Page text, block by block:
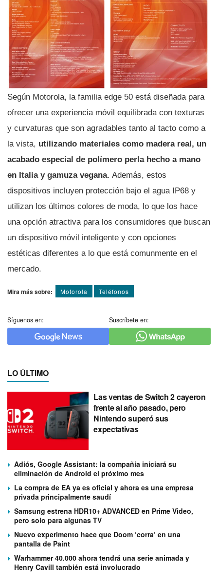
Según Motorola, la familia edge 50 está diseñada para
ofrecer una experiencia móvil equilibrada con texturas
y curvaturas que son agradables tanto al tacto como a
la vista, utilizando materiales como madera real, un
acabado especial de polímero perla hecho a mano
en Italia y gamuza vegana. Además, estos
dispositivos incluyen protección bajo el agua IP68 y
utilizan los últimos colores de moda, lo que los hace
una opción atractiva para los consumidores que buscan
un dispositivo móvil inteligente y con opciones
estéticas diferentes a lo que está comunmente en el
mercado.
Mira más sobre: Motorola Teléfonos
Síguenos en: Suscríbete en:
LO ÚLTIMO
Las ventas de Switch 2 cayeron
frente al año pasado, pero
Nintendo superó sus
expectativas
Adiós, Google Assistant: la compañía iniciará su
eliminación de Android el próximo mes
La compra de EA ya es oficial y ahora es una empresa
privada principalmente saudí
Samsung estrena HDR10+ ADVANCED en Prime Video,
pero solo para algunas TV
Nuevo experimento hace que Doom ‘corra’ en una
pantalla de Paint
Warhammer 40.000 ahora tendrá una serie animada y
Henry Cavill también está involucrado